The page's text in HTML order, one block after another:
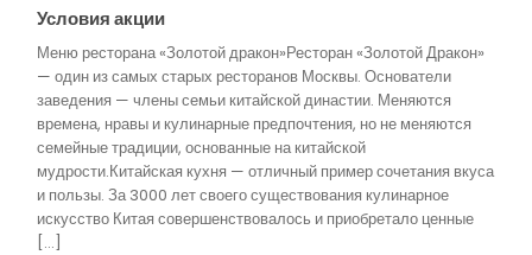
Условия акции
Меню ресторана «Золотой дракон»Ресторан «Золотой Дракон»
— один из самых старых ресторанов Москвы. Основатели
заведения — члены семьи китайской династии. Меняются
времена, нравы и кулинарные предпочтения, но не меняются
семейные традиции, основанные на китайской
мудрости.Китайская кухня — отличный пример сочетания вкуса
и пользы. За 3000 лет своего существования кулинарное
искусство Китая совершенствовалось и приобретало ценные
[…]